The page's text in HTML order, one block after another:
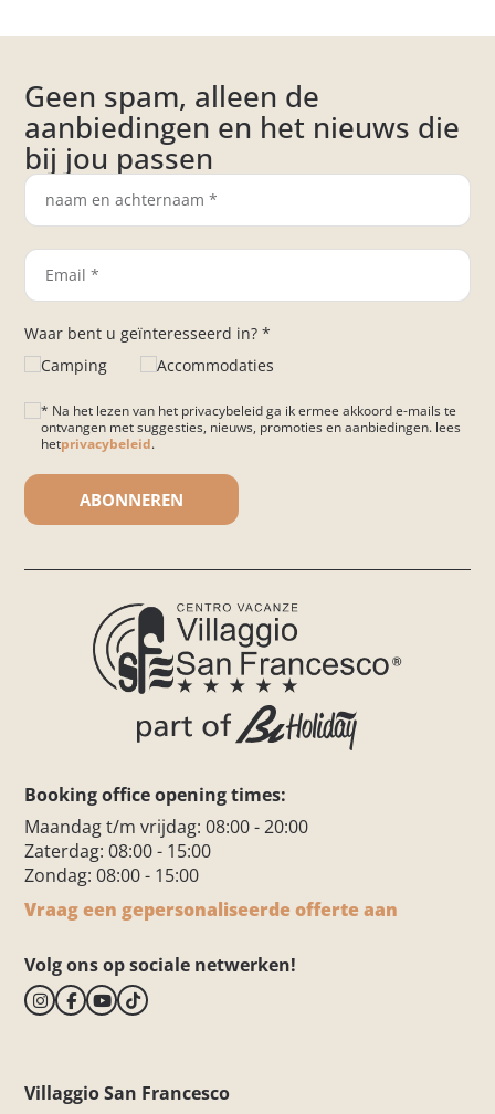
Geen spam, alleen de
aanbiedingen en het nieuws die
bij jou passen
Waar bent u geïnteresseerd in? *
Camping
Accommodaties
* Na het lezen van het privacybeleid ga ik ermee akkoord e-mails te
ontvangen met suggesties, nieuws, promoties en aanbiedingen. lees
hetprivacybeleid.
Gelieve dit veld leeg te laten.
Booking office opening times:
Maandag t/m vrijdag: 08:00 - 20:00
Zaterdag: 08:00 - 15:00
Zondag: 08:00 - 15:00
Vraag een gepersonaliseerde offerte aan
Volg ons op sociale netwerken!
Villaggio San Francesco